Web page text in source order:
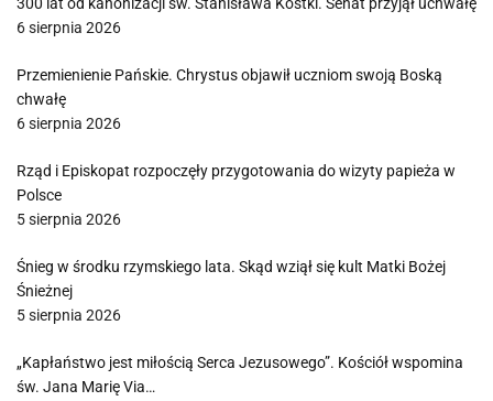
6 sierpnia 2026
Przemienienie Pańskie. Chrystus objawił uczniom swoją Boską
chwałę
6 sierpnia 2026
Rząd i Episkopat rozpoczęły przygotowania do wizyty papieża w
Polsce
5 sierpnia 2026
Śnieg w środku rzymskiego lata. Skąd wziął się kult Matki Bożej
Śnieżnej
5 sierpnia 2026
„Kapłaństwo jest miłością Serca Jezusowego”. Kościół wspomina
św. Jana Marię Via…